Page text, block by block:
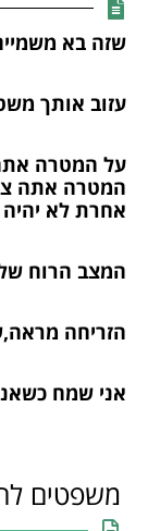
שזה בא
עזוב אותך
על המטרה
המטרה אתה
אחרת לא
המצב הרוח
הזריחה
אני שמח
משפטים